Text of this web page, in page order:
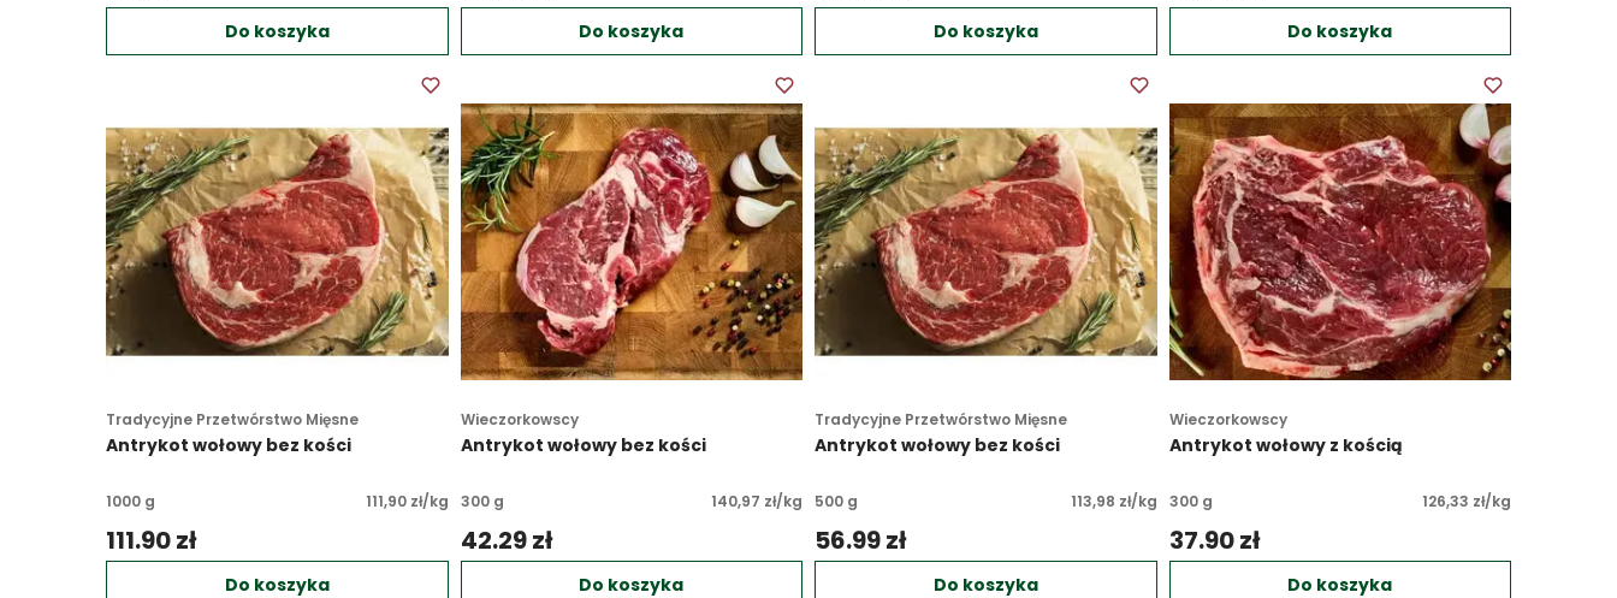
Do koszyka Do koszyka Do koszyka Do koszyka
Tradycyjne Przetwórstwo Mięsne
Antrykot wołowy bez kości
1000 g 111,90 zł/kg
111.90 zł
Do koszyka
Wieczorkowscy
Antrykot wołowy bez kości
300 g 140,97 zł/kg
42.29 zł
Do koszyka
Tradycyjne Przetwórstwo Mięsne
Antrykot wołowy bez kości
500 g 113,98 zł/kg
56.99 zł
Do koszyka
Wieczorkowscy
Antrykot wołowy z kością
300 g 126,33 zł/kg
37.90 zł
Do koszyka